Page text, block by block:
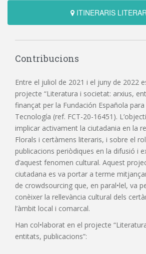
ITINERARIS
Contribucions
Entre el juliol de 2021 i el juny de 2022
projecte “Literatura i societat: arxius,
finançat per la Fundación Española para
Tecnología (ref. FCT-20-16451).
implicar activament la ciutadania en la
Florals i certàmens literaris, i sobre el
publicacions periòdiques en la difusió i
d’aquest fenomen cultural. Aquest
ciutadana es va portar a terme
de crowdsourcing que, en paral•lel, va
conèixer la rellevància cultural dels
l’àmbit local i comarcal.
Han col•laborat en el projecte
entitats, publicacions”: